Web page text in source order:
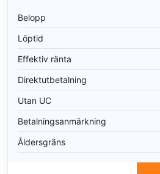
Belopp
Löptid
Effektiv ränta
Direktutbetalning
Utan UC
Betalningsanmärkning
Åldersgräns